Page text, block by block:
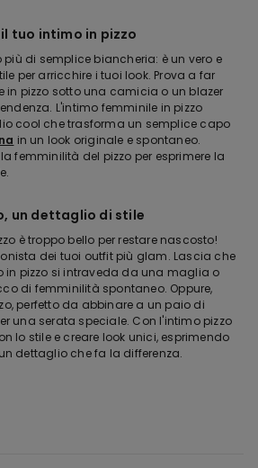
tuo intimo in pizzo
più di semplice biancheria: è un vero e
per arricchire i tuoi look. Prova a far
in pizzo sotto una camicia o un blazer
L'intimo femminile in pizzo
cool che trasforma un semplice capo
in un look originale e spontaneo.
femminilità del pizzo per esprimere la
un dettaglio di stile
è troppo bello per restare nascosto!
dei tuoi outfit più glam. Lascia che
in pizzo si intraveda da una maglia o
di femminilità spontaneo. Oppure,
perfetto da abbinare a un paio di
una serata speciale. Con l'intimo pizzo
lo stile e creare look unici, esprimendo
dettaglio che fa la differenza.